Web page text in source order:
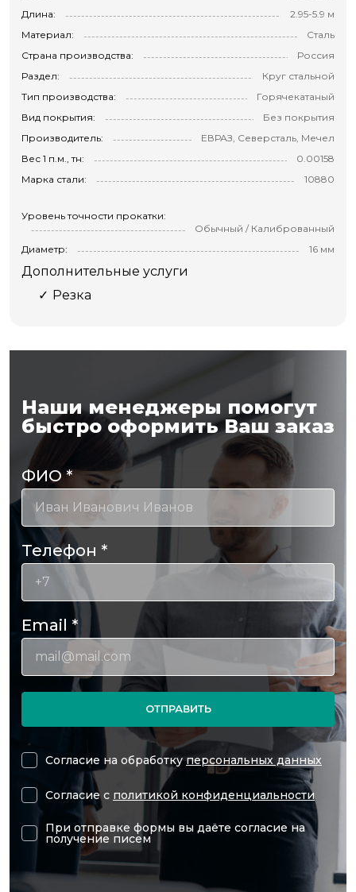
Длина:
2.95-5.9 м
Материал:
Сталь
Страна производства:
Россия
Раздел:
Круг стальной
Тип производства:
Горячекатаный
Вид покрытия:
Без покрытия
Производитель:
ЕВРАЗ, Северсталь, Мечел
Вес 1 п.м., тн:
0.00158
Марка стали:
10880
Уровень точности прокатки:
Обычный / Калиброванный
Диаметр:
16 мм
Дополнительные услуги
Резка
Наши менеджеры помогут
быстро оформить Ваш заказ
ФИО*
Телефон *
Email *
ОТПРАВИТЬ
Согласие на обработкуперсональных данных
Согласие с политикой конфиденциальности
При отправке формы вы даёте согласие на
получение писем